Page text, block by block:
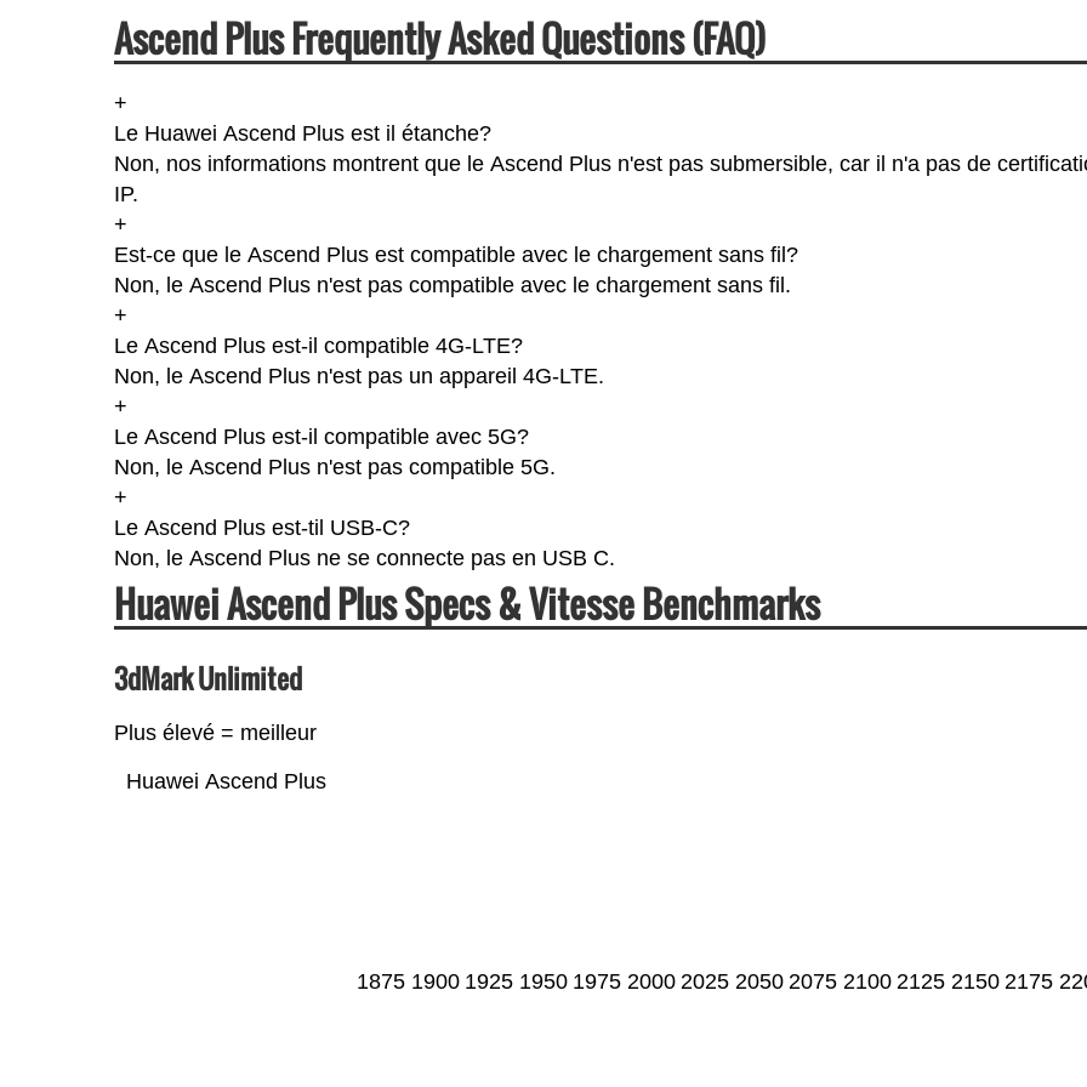
Ascend Plus Frequently Asked Questions (FAQ)
+
Le Huawei Ascend Plus est il étanche?
Non, nos informations montrent que le Ascend Plus n'est pas submersible, car il n'a pas de
IP.
+
Est-ce que le Ascend Plus est compatible avec le chargement sans fil?
Non, le Ascend Plus n'est pas compatible avec le chargement sans fil.
+
Le Ascend Plus est-il compatible 4G-LTE?
Non, le Ascend Plus n'est pas un appareil 4G-LTE.
+
Le Ascend Plus est-il compatible avec 5G?
Non, le Ascend Plus n'est pas compatible 5G.
+
Le Ascend Plus est-til USB-C?
Non, le Ascend Plus ne se connecte pas en USB C.
Huawei Ascend Plus Specs & Vitesse Benchmarks
3dMark Unlimited
Plus élevé = meilleur
Huawei Ascend Plus
1875 1900 1925 1950 1975 2000 2025 2050 2075 2100 2125 2150 2175